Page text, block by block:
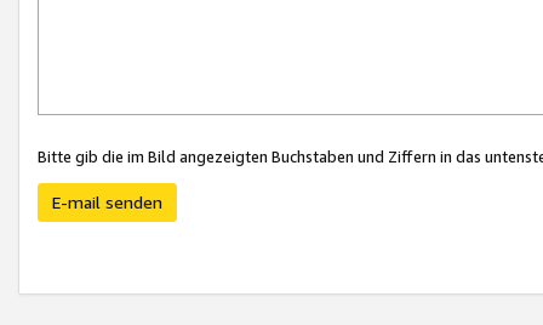
Bitte gib die im Bild angezeigten Buchstaben und Ziffern in das
E-mail senden